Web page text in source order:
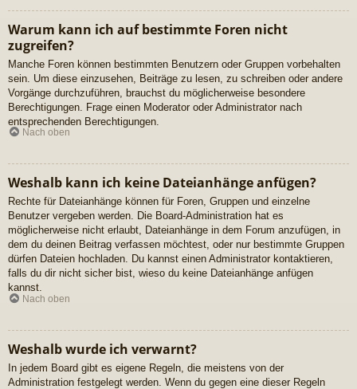
Warum kann ich auf bestimmte Foren nicht
zugreifen?
Manche Foren können bestimmten Benutzern oder Gruppen vorbehalten
sein. Um diese einzusehen, Beiträge zu lesen, zu schreiben oder andere
Vorgänge durchzuführen, brauchst du möglicherweise besondere
Berechtigungen. Frage einen Moderator oder Administrator nach
entsprechenden Berechtigungen.
Nach oben
Weshalb kann ich keine Dateianhänge anfügen?
Rechte für Dateianhänge können für Foren, Gruppen und einzelne
Benutzer vergeben werden. Die Board-Administration hat es
möglicherweise nicht erlaubt, Dateianhänge in dem Forum anzufügen, in
dem du deinen Beitrag verfassen möchtest, oder nur bestimmte Gruppen
dürfen Dateien hochladen. Du kannst einen Administrator kontaktieren,
falls du dir nicht sicher bist, wieso du keine Dateianhänge anfügen
kannst.
Nach oben
Weshalb wurde ich verwarnt?
In jedem Board gibt es eigene Regeln, die meistens von der
Administration festgelegt werden. Wenn du gegen eine dieser Regeln